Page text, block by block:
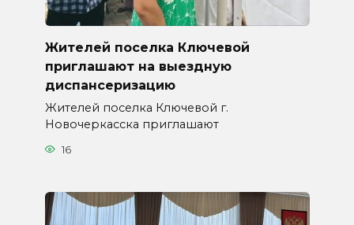
Жителей поселка Ключевой
приглашают на выездную
диспансеризацию
Жителей поселка Ключевой г.
Новочеркасска приглашают
16